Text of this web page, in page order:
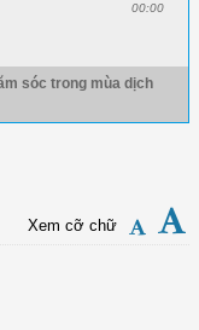
00:00
sóc trong mùa dịch
Xem cỡ chữ